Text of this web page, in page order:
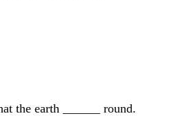
the earth ______ round.